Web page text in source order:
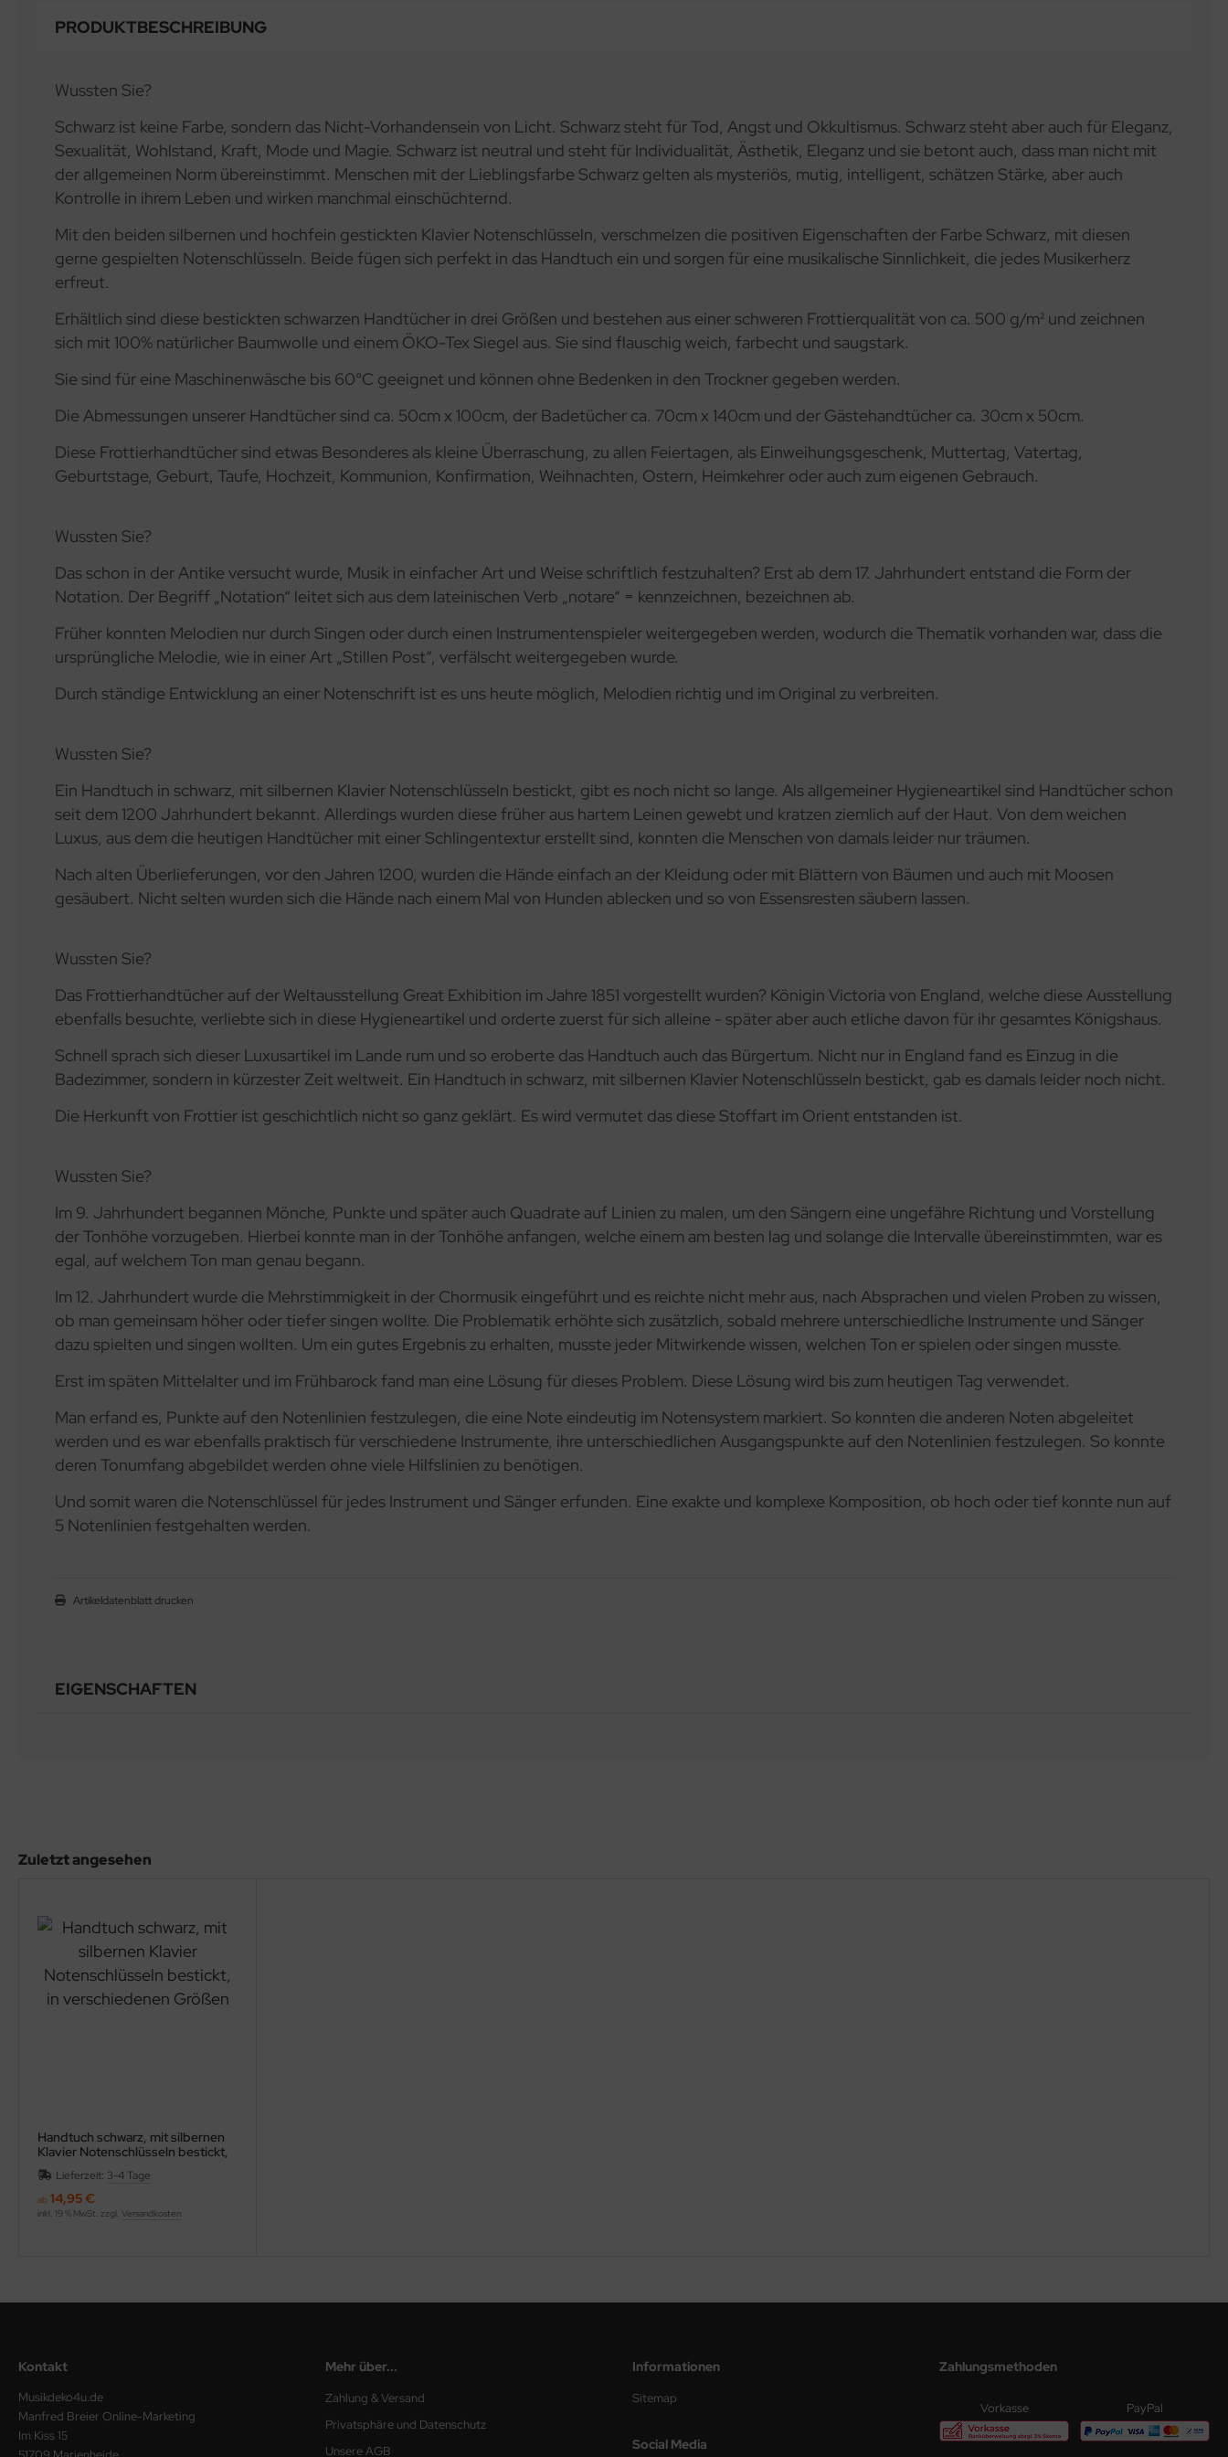
PRODUKTBESCHREIBUNG
Wussten Sie?
Schwarz ist keine Farbe, sondern das Nicht-Vorhandensein von Licht. Schwarz steht für Tod, Angst und Okkultismus. Schwarz steht aber auch für Eleganz,
Sexualität, Wohlstand, Kraft, Mode und Magie. Schwarz ist neutral und steht für Individualität, Ästhetik, Eleganz und sie betont auch, dass man nicht mit
der allgemeinen Norm übereinstimmt. Menschen mit der Lieblingsfarbe Schwarz gelten als mysteriös, mutig, intelligent, schätzen Stärke, aber auch
Kontrolle in ihrem Leben und wirken manchmal einschüchternd.
Mit den beiden silbernen und hochfein gestickten Klavier Notenschlüsseln, verschmelzen die positiven Eigenschaften der Farbe Schwarz, mit diesen
gerne gespielten Notenschlüsseln. Beide fügen sich perfekt in das Handtuch ein und sorgen für eine musikalische Sinnlichkeit, die jedes Musikerherz
erfreut.
Erhältlich sind diese bestickten schwarzen Handtücher in drei Größen und bestehen aus einer schweren Frottierqualität von ca. 500 g/m² und zeichnen
sich mit 100% natürlicher Baumwolle und einem ÖKO-Tex Siegel aus. Sie sind flauschig weich, farbecht und saugstark.
Sie sind für eine Maschinenwäsche bis 60°C geeignet und können ohne Bedenken in den Trockner gegeben werden.
Die Abmessungen unserer Handtücher sind ca. 50cm x 100cm, der Badetücher ca. 70cm x 140cm und der Gästehandtücher ca. 30cm x 50cm.
Diese Frottierhandtücher sind etwas Besonderes als kleine Überraschung, zu allen Feiertagen, als Einweihungsgeschenk, Muttertag, Vatertag,
Geburtstage, Geburt, Taufe, Hochzeit, Kommunion, Konfirmation, Weihnachten, Ostern, Heimkehrer oder auch zum eigenen Gebrauch.
Wussten Sie?
Das schon in der Antike versucht wurde, Musik in einfacher Art und Weise schriftlich festzuhalten? Erst ab dem 17. Jahrhundert entstand die Form der
Notation. Der Begriff „Notation“ leitet sich aus dem lateinischen Verb „notare“ = kennzeichnen, bezeichnen ab.
Früher konnten Melodien nur durch Singen oder durch einen Instrumentenspieler weitergegeben werden, wodurch die Thematik vorhanden war, dass die
ursprüngliche Melodie, wie in einer Art „Stillen Post“, verfälscht weitergegeben wurde.
Durch ständige Entwicklung an einer Notenschrift ist es uns heute möglich, Melodien richtig und im Original zu verbreiten.
Wussten Sie?
Ein Handtuch in schwarz, mit silbernen Klavier Notenschlüsseln bestickt, gibt es noch nicht so lange. Als allgemeiner Hygieneartikel sind Handtücher schon
seit dem 1200 Jahrhundert bekannt. Allerdings wurden diese früher aus hartem Leinen gewebt und kratzen ziemlich auf der Haut. Von dem weichen
Luxus, aus dem die heutigen Handtücher mit einer Schlingentextur erstellt sind, konnten die Menschen von damals leider nur träumen.
Nach alten Überlieferungen, vor den Jahren 1200, wurden die Hände einfach an der Kleidung oder mit Blättern von Bäumen und auch mit Moosen
gesäubert. Nicht selten wurden sich die Hände nach einem Mal von Hunden ablecken und so von Essensresten säubern lassen.
Wussten Sie?
Das Frottierhandtücher auf der Weltausstellung Great Exhibition im Jahre 1851 vorgestellt wurden? Königin Victoria von England, welche diese Ausstellung
ebenfalls besuchte, verliebte sich in diese Hygieneartikel und orderte zuerst für sich alleine - später aber auch etliche davon für ihr gesamtes Königshaus.
Schnell sprach sich dieser Luxusartikel im Lande rum und so eroberte das Handtuch auch das Bürgertum. Nicht nur in England fand es Einzug in die
Badezimmer, sondern in kürzester Zeit weltweit. Ein Handtuch in schwarz, mit silbernen Klavier Notenschlüsseln bestickt, gab es damals leider noch nicht.
Die Herkunft von Frottier ist geschichtlich nicht so ganz geklärt. Es wird vermutet das diese Stoffart im Orient entstanden ist.
Wussten Sie?
Im 9. Jahrhundert begannen Mönche, Punkte und später auch Quadrate auf Linien zu malen, um den Sängern eine ungefähre Richtung und Vorstellung
der Tonhöhe vorzugeben. Hierbei konnte man in der Tonhöhe anfangen, welche einem am besten lag und solange die Intervalle übereinstimmten, war es
egal, auf welchem Ton man genau begann.
Im 12. Jahrhundert wurde die Mehrstimmigkeit in der Chormusik eingeführt und es reichte nicht mehr aus, nach Absprachen und vielen Proben zu wissen,
ob man gemeinsam höher oder tiefer singen wollte. Die Problematik erhöhte sich zusätzlich, sobald mehrere unterschiedliche Instrumente und Sänger
dazu spielten und singen wollten. Um ein gutes Ergebnis zu erhalten, musste jeder Mitwirkende wissen, welchen Ton er spielen oder singen musste.
Erst im späten Mittelalter und im Frühbarock fand man eine Lösung für dieses Problem. Diese Lösung wird bis zum heutigen Tag verwendet.
Man erfand es, Punkte auf den Notenlinien festzulegen, die eine Note eindeutig im Notensystem markiert. So konnten die anderen Noten abgeleitet
werden und es war ebenfalls praktisch für verschiedene Instrumente, ihre unterschiedlichen Ausgangspunkte auf den Notenlinien festzulegen. So konnte
deren Tonumfang abgebildet werden ohne viele Hilfslinien zu benötigen.
Und somit waren die Notenschlüssel für jedes Instrument und Sänger erfunden. Eine exakte und komplexe Komposition, ob hoch oder tief konnte nun auf
5 Notenlinien festgehalten werden.
Artikeldatenblatt drucken
EIGENSCHAFTEN
Zuletzt angesehen
Handtuch schwarz, mit silbernen
Klavier Notenschlüsseln bestickt,
in verschiedenen Größen
Lieferzeit: 3-4 Tage
ab 14,95 €
inkl. 19 % MwSt. zzgl. Versandkosten
Kontakt
Musikdeko4u.de
Manfred Breier Online-Marketing
Im Kiss 15
Mehr über...
Zahlung & Versand
Privatsphäre und Datenschutz
Unsere AGB
Informationen
Sitemap
Social Media
Zahlungsmethoden
Vorkasse PayPal